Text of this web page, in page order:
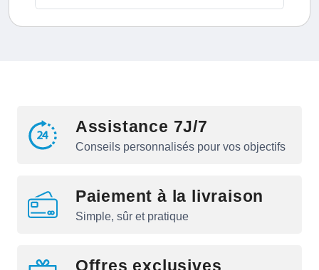
Assistance 7J/7
Conseils personnalisés pour vos objectifs
Paiement à la livraison
Simple, sûr et pratique
Offres exclusives